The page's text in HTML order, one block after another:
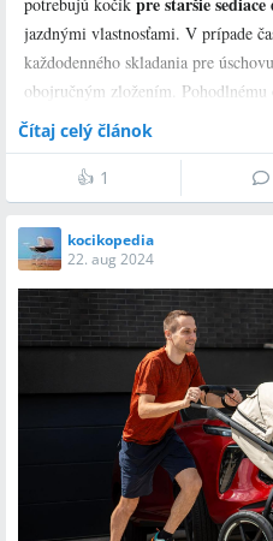
jazdnými vlastnosťami. V prípade
každodenného skladania pre
obojručným zložením. Pohodlnému
otočná rodičovská rukoväť, ktorú je
Kočík sa predáva ako
konštrukciu kočíka s kolesami,
športové sedadlo,
nákupný košík,
pláštenku,
nánožník.
Limasa zakupuje ako samostatný
pripojenia hlbokej vaničky, alebo
Čítaj celý článok
👍 1
kocikopedia
22. aug 2024